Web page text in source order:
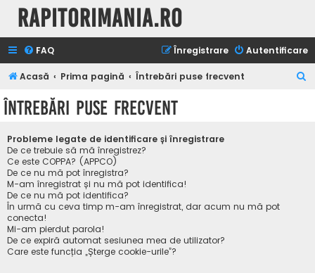
Rapitorimania.ro
FAQ Autentificare
Înregistrare
Acasă Prima pagină Întrebări puse frecvent
Întrebări puse frecvent
Probleme legate de identificare și înregistrare
De ce trebuie să mă înregistrez?
Ce este COPPA? (APPCO)
De ce nu mă pot înregistra?
M-am înregistrat și nu mă pot identifica!
De ce nu mă pot identifica?
În urmă cu ceva timp m-am înregistrat, dar acum nu mă pot
conecta!
Mi-am pierdut parola!
De ce expiră automat sesiunea mea de utilizator?
Care este funcția „Șterge cookie-urile”?